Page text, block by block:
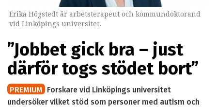
Erika Högstedt är arbetsterapeut och kommundoktorand
vid Linköpings universitet.
”Jobbet gick bra – just
därför togs stödet bort”
PREMIUM Forskare vid Linköpings universitet
undersöker vilket stöd som personer med autism och